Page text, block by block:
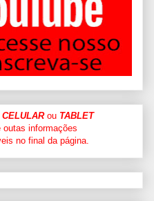
CELULARou TABLET
informações
no final da página.